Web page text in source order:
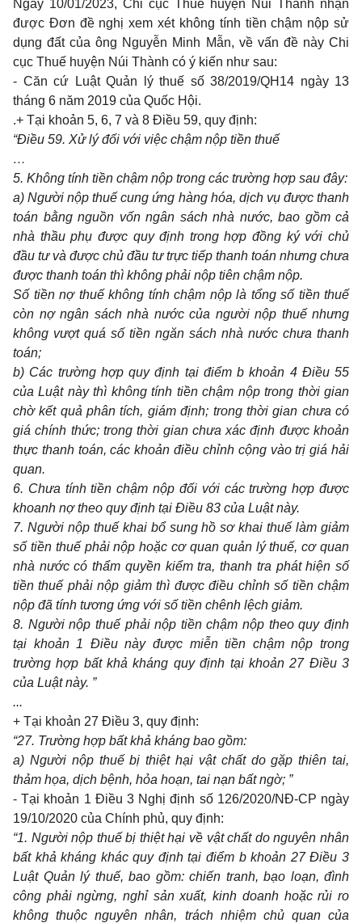
Ngày 10/01/2023, Chi cục Thuế huyện Núi Thành nhận
được Đơn đề nghị xem xét không tính tiền chậm nộp sử
dụng đất của ông Nguyễn Minh Mẫn, về vấn đề này Chi
cục Thuế huyện Núi Thành có ý kiến như sau:
- Căn cứ Luật Quản lý thuế số 38/2019/QH14 ngày 13
tháng 6 năm 2019 của Quốc Hội.
.+ Tại khoản 5, 6, 7 và 8 Điều 59, quy định:
“Điều 59. Xử lý đối với việc chậm nộp tiền thuế
…
5. Không tính tiền chậm nộp trong các trường hợp sau đây:
a) Người nộp thuế cung ứng hàng hóa, dịch vụ được thanh
toán bằng nguồn vốn ngân sách nhà nước, bao gồm cả
nhà thầu phụ được quy định trong hợp đồng ký với chủ
đầu tư và được chủ đầu tư trực tiếp thanh toán nhưng chưa
được thanh toán thì không phải nộp tiên chậm nộp.
Số tiền nợ thuế không tính chậm nộp là tổng số tiền thuế
còn nợ ngân sách nhà nước của người nộp thuế nhưng
không vượt quá số tiền ngăn sách nhà nước chưa thanh
toán;
b) Các trường hợp quy định tại điểm b khoản 4 Điều 55
của Luật này thì không tính tiền chậm nộp trong thời gian
chờ kết quả phân tích, giám định; trong thời gian chưa có
giá chính thức; trong thời gian chưa xác định được khoản
thực thanh toán, các khoản điều chỉnh cộng vào trị giá hải
quan.
6. Chưa tính tiền chậm nộp đối với các trường hợp được
khoanh nợ theo quy định tại Điều 83 của Luật này.
7. Người nộp thuế khai bổ sung hồ sơ khai thuế làm giảm
số tiền thuế phải nộp hoặc cơ quan quản lý thuế, cơ quan
nhà nước có thẩm quyền kiểm tra, thanh tra phát hiện số
tiền thuế phải nộp giảm thì được điều chỉnh số tiền chậm
nộp đã tính tương ứng với số tiền chênh lệch giảm.
8. Người nộp thuế phải nộp tiền chậm nộp theo quy định
tại khoản 1 Điều này được miễn tiền chậm nộp trong
trường hợp bất khả kháng quy định tại khoản 27 Điều 3
của Luật này. ”
...
+ Tại khoản 27 Điều 3, quy định:
“27. Trường hợp bất khả kháng bao gồm:
a) Người nộp thuế bị thiệt hại vật chất do gặp thiên tai,
thảm họa, dịch bệnh, hỏa hoạn, tai nạn bất ngờ; ”
- Tại khoản 1 Điều 3 Nghị định số 126/2020/NĐ-CP ngày
19/10/2020 của Chính phủ, quy định:
“1. Người nộp thuế bị thiệt hại về vật chất do nguyên nhân
bất khả kháng khác quy định tại điểm b khoản 27 Điều 3
Luật Quản lý thuế, bao gồm: chiến tranh, bạo loạn, đình
công phải ngừng, nghỉ sản xuất, kinh doanh hoặc rủi ro
không thuộc nguyên nhân, trách nhiệm chủ quan của